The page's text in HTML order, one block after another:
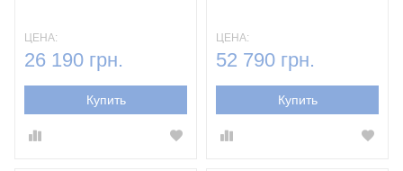
ЦЕНА:
26 190 грн.
Купить
ЦЕНА:
52 790 грн.
Купить